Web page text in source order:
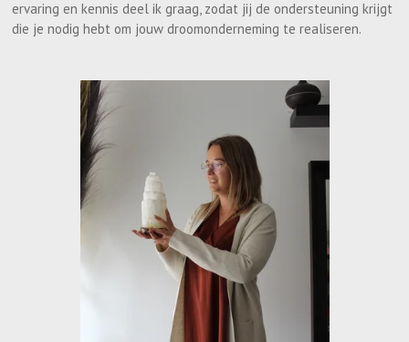
ervaring en kennis deel ik graag, zodat jij de ondersteuning krijgt
die je nodig hebt om jouw droomonderneming te realiseren.